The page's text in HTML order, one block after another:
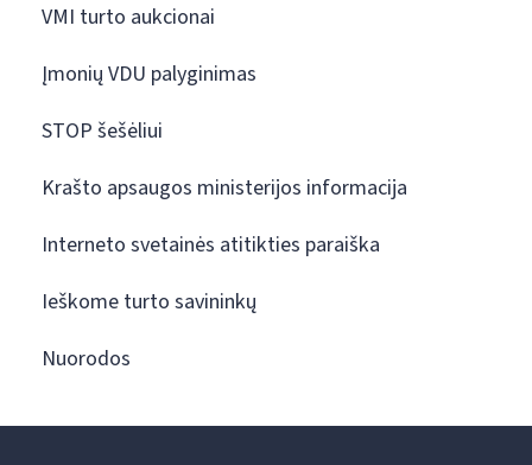
VMI turto aukcionai
Įmonių VDU palyginimas
STOP šešėliui
Krašto apsaugos ministerijos informacija
Interneto svetainės atitikties paraiška
Ieškome turto savininkų
Nuorodos